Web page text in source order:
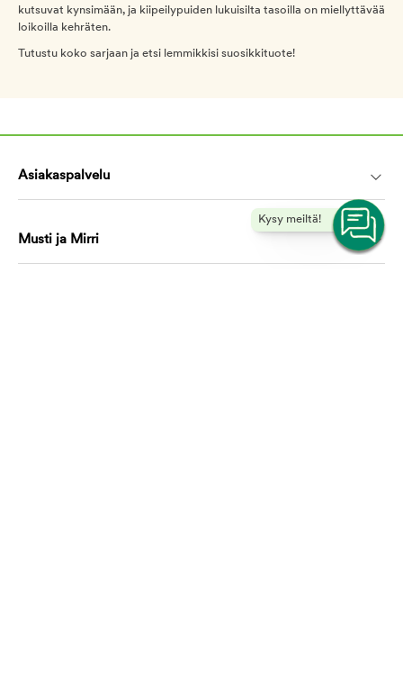
kutsuvat kynsimään, ja kiipeilypuiden lukuisilta tasoilla on miellyttävää
loikoilla kehräten.
Tutustu koko sarjaan ja etsi lemmikkisi suosikkituote!
Kysy meiltä!
Asiakaspalvelu
Musti ja Mirri